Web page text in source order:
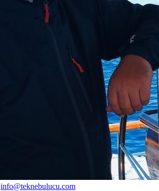
info@teknebulucu.com